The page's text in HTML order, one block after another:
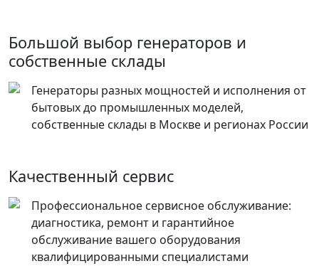
Большой выбор генераторов и
собственные склады
Генераторы разных мощностей и исполнения от
бытовых до промышленных моделей,
собственные склады в Москве и регионах России
Качественный сервис
Профессиональное сервисное обслуживание:
диагностика, ремонт и гарантийное
обслуживание вашего оборудования
квалифицированными специалистами